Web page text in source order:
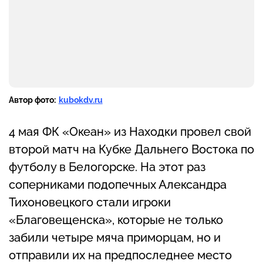
Автор фото: kubokdv.ru
4 мая ФК «Океан» из Находки провел свой
второй матч на Кубке Дальнего Востока по
футболу в Белогорске. На этот раз
соперниками подопечных Александра
Тихоновецкого стали игроки
«Благовещенска», которые не только
забили четыре мяча приморцам, но и
отправили их на предпоследнее место